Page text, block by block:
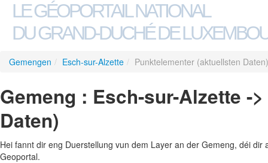
LE GÉOPORTAIL NATIONAL
DU GRAND-DUCHÉ DE
Gemengen / Esch-sur-Alzette / Punktelementer (aktuellsten Daten)
Gemeng : Esch-sur-Alzette -
Daten)
Hei fannt dir eng Duerstellung vun dem Layer an der Gemeng, déi
Geoportal.